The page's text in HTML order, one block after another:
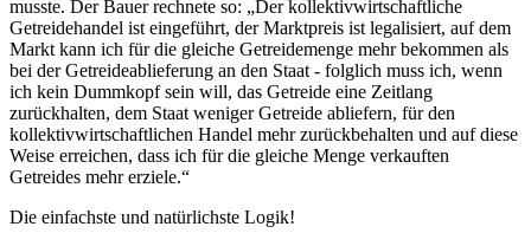
musste. Der Bauer rechnete so: „Der kollektivwirtschaftliche
Getreidehandel ist eingeführt, der Marktpreis ist legalisiert, auf dem
Markt kann ich für die gleiche Getreidemenge mehr bekommen als
bei der Getreideablieferung an den Staat - folglich muss ich, wenn
ich kein Dummkopf sein will, das Getreide eine Zeitlang
zurückhalten, dem Staat weniger Getreide abliefern, für den
kollektivwirtschaftlichen Handel mehr zurückbehalten und auf diese
Weise erreichen, dass ich für die gleiche Menge verkauften
Getreides mehr erziele.“
Die einfachste und natürlichste Logik!